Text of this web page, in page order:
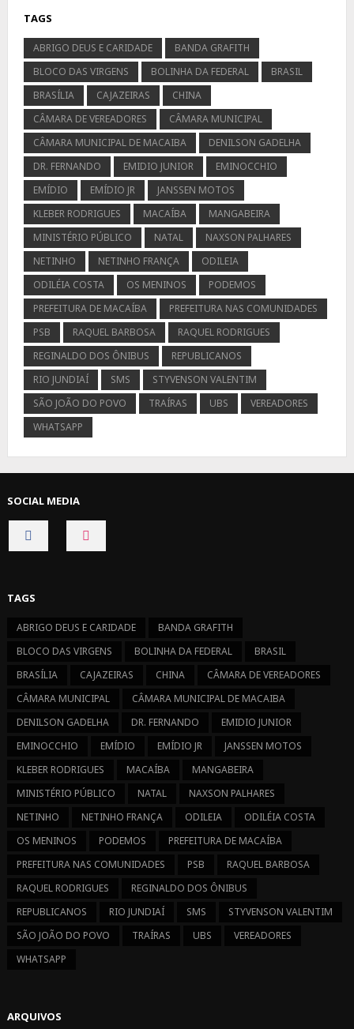
TAGS
ABRIGO DEUS E CARIDADE
BANDA GRAFITH
BLOCO DAS VIRGENS
BOLINHA DA FEDERAL
BRASIL
BRASÍLIA
CAJAZEIRAS
CHINA
CÂMARA DE VEREADORES
CÂMARA MUNICIPAL
CÂMARA MUNICIPAL DE MACAIBA
DENILSON GADELHA
DR. FERNANDO
EMIDIO JUNIOR
EMINOCCHIO
EMÍDIO
EMÍDIO JR
JANSSEN MOTOS
KLEBER RODRIGUES
MACAÍBA
MANGABEIRA
MINISTÉRIO PÚBLICO
NATAL
NAXSON PALHARES
NETINHO
NETINHO FRANÇA
ODILEIA
ODILÉIA COSTA
OS MENINOS
PODEMOS
PREFEITURA DE MACAÍBA
PREFEITURA NAS COMUNIDADES
PSB
RAQUEL BARBOSA
RAQUEL RODRIGUES
REGINALDO DOS ÔNIBUS
REPUBLICANOS
RIO JUNDIAÍ
SMS
STYVENSON VALENTIM
SÃO JOÃO DO POVO
TRAÍRAS UBS
VEREADORES
WHATSAPP
SOCIAL MEDIA
CONNECT
ON
TAGS
ABRIGO DEUS E CARIDADE
BANDA GRAFITH
BLOCO DAS VIRGENS
BOLINHA DA FEDERAL
BRASIL
BRASÍLIA
CAJAZEIRAS CHINA
CÂMARA DE VEREADORES
CÂMARA MUNICIPAL
CÂMARA MUNICIPAL DE MACAIBA
DENILSON GADELHA
DR. FERNANDO
EMIDIO JUNIOR
EMINOCCHIO
EMÍDIO EMÍDIO JR
JANSSEN MOTOS
KLEBER RODRIGUES
MACAÍBA
MANGABEIRA
MINISTÉRIO PÚBLICO
NATAL
NAXSON PALHARES
NETINHO
NETINHO FRANÇA ODILEIA
ODILÉIA COSTA
OS MENINOS
PODEMOS
PREFEITURA DE MACAÍBA
PREFEITURA NAS COMUNIDADES
PSB
RAQUEL BARBOSA
RAQUEL RODRIGUES
REGINALDO DOS ÔNIBUS
REPUBLICANOS
RIO JUNDIAÍ SMS
STYVENSON VALENTIM
SÃO JOÃO DO POVO
TRAÍRAS UBS
VEREADORES
WHATSAPP
ARQUIVOS